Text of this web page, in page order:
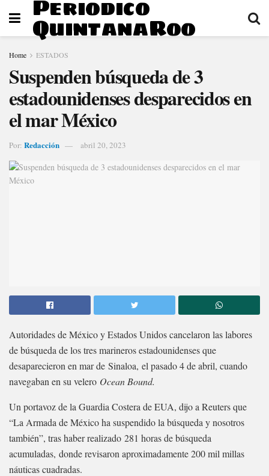
Periodico
QuintanaRoo
Home ESTADOS
Suspenden búsqueda de 3
estadounidenses desparecidos en
el mar México
Por: Redacción abril 20, 2023
Autoridades de México y Estados Unidos cancelaron las labores
de búsqueda de los tres marineros estadounidenses que
desaparecieron en mar de Sinaloa, el pasado 4 de abril, cuando
navegaban en su velero Ocean Bound.
Un portavoz de la Guardia Costera de EUA, dijo a Reuters que
“La Armada de México ha suspendido la búsqueda y nosotros
también”, tras haber realizado 281 horas de búsqueda
acumuladas, donde revisaron aproximadamente 200 mil millas
náuticas cuadradas.